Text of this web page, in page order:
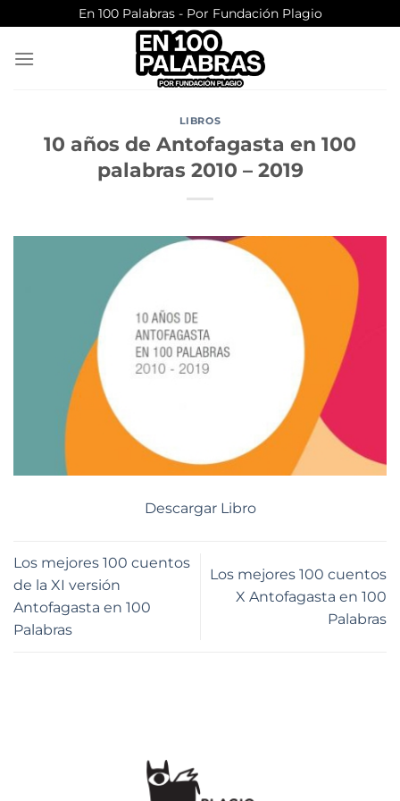
al
contenido
En 100 Palabras - Por Fundación Plagio
LIBROS
10 años de Antofagasta en 100
palabras 2010 – 2019
Descargar Libro
Los mejores 100 cuentos
de la XI versión
Antofagasta en 100
Palabras
Los mejores 100 cuentos
X Antofagasta en 100
Palabras